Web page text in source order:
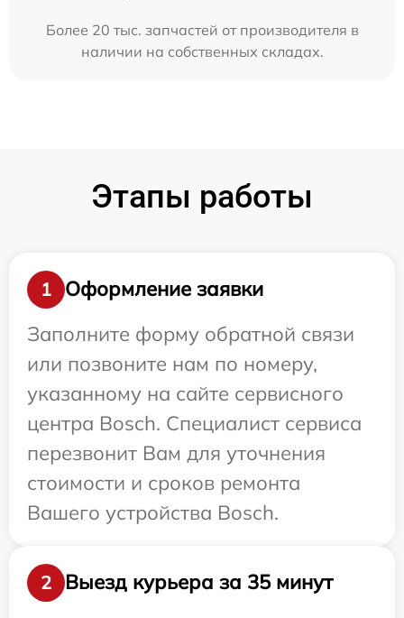
Более 20 тыс. запчастей от производителя в
наличии на собственных складах.
Этапы работы
1
Оформление заявки
Заполните форму обратной связи
или позвоните нам по номеру,
указанному на сайте сервисного
центра Bosch. Специалист сервиса
перезвонит Вам для уточнения
стоимости и сроков ремонта
Вашего устройства Bosch.
2
Выезд курьера за 35 минут